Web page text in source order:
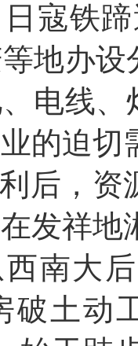
日寇铁
地办
电线
的迫切
后，资
发祥地
南大
破土动